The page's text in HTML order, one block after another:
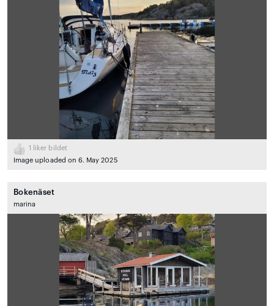
1
liker bildet
Image uploaded on 6. May 2025
Bokenäset
marina